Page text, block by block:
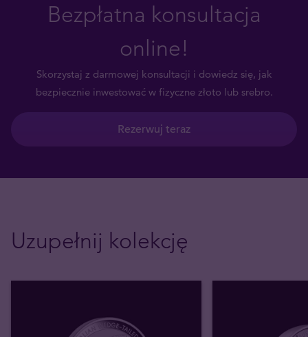
Bezpłatna konsultacja
online!
Skorzystaj z darmowej konsultacji i dowiedz się, jak
bezpiecznie inwestować w fizyczne złoto lub srebro.
Rezerwuj teraz
Uzupełnij kolekcję